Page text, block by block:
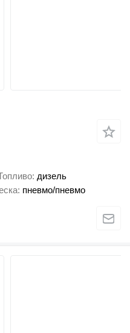
дизель
пневмо/пневмо